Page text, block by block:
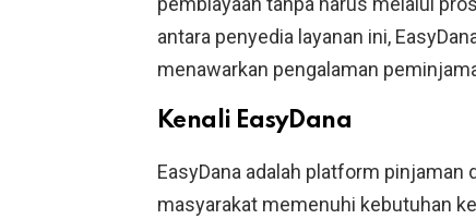
antara penyedia layanan ini,
menawarkan pengalaman
Kenali EasyDana
EasyDana adalah platform
masyarakat memenuhi kebutuhan